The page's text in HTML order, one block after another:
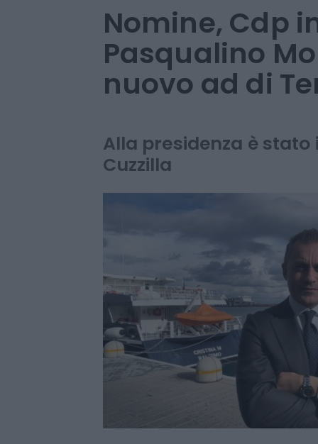
INVESTIMENTI E MERCATI
Nomine, Cdp
nuovo ad di